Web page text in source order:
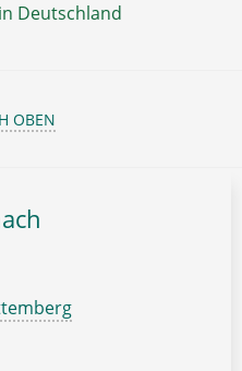
Deutschland
OBEN